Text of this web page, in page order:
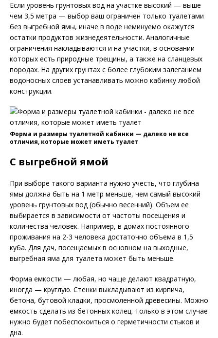
Если уровень грунтовых вод на участке высокий — выше
чем 3,5 метра — выбор ваш ограничен только туалетами
без выгребной ямы, иначе в воде неминуемо окажутся
остатки продуктов жизнедеятельности. Аналогичные
ограничения накладываются и на участки, в основании
которых есть природные трещины, а также на сланцевых
породах. На других грунтах с более глубоким залеганием
водоносных слоев устанавливать можно кабинку любой
конструкции.
Форма и размеры туалетной кабинки — далеко не все
отличия, которые может иметь туалет
С выгребной ямой
При выборе такого варианта нужно учесть, что глубина
ямы должна быть на 1 метр меньше, чем самый высокий
уровень грунтовых вод (обычно весенний). Объем ее
выбирается в зависимости от частоты посещения и
количества человек. Например, в домах постоянного
проживания на 2-3 человека достаточно объема в 1,5
куба. Для дач, посещаемых в основном на выходные,
выгребная яма для туалета может быть меньше.
Форма емкости — любая, но чаще делают квадратную,
иногда — круглую. Стенки выкладывают из кирпича,
бетона, бутовой кладки, просмоленной древесины. Можно
емкость сделать из бетонных колец. Только в этом случае
нужно будет побеспокоиться о герметичности стыков и
дна.